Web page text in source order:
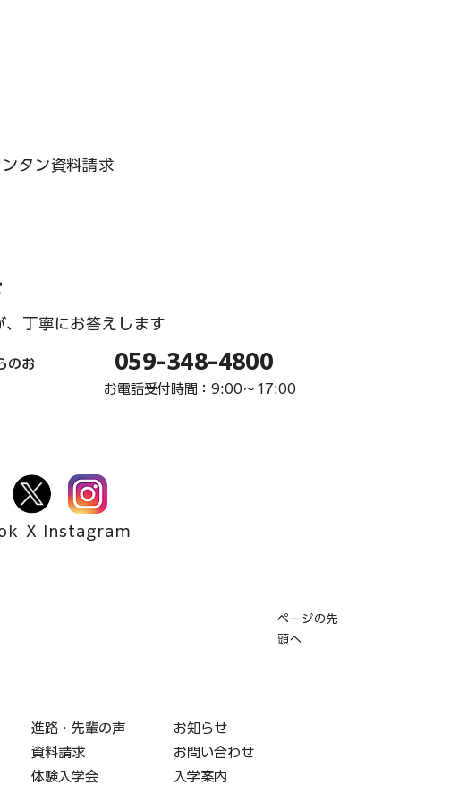
タン資料請求
、丁寧にお答えします
のお
059-348-4800
お電話受付時間：9:00〜17:00
X Instagram
ページの先
頭へ
進路・先輩の声
お知らせ
資料請求
お問い合わせ
体験入学会
入学案内